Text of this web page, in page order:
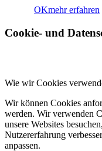
OKmehr erfahren
Cookie- und
Wie wir Cookies
Wir können Cookies
werden. Wir verwenden
unsere Websites
Nutzererfahrung
anpassen.